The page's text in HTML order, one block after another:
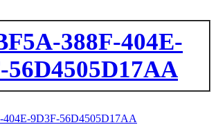
388F-404E-
56D4505D17AA